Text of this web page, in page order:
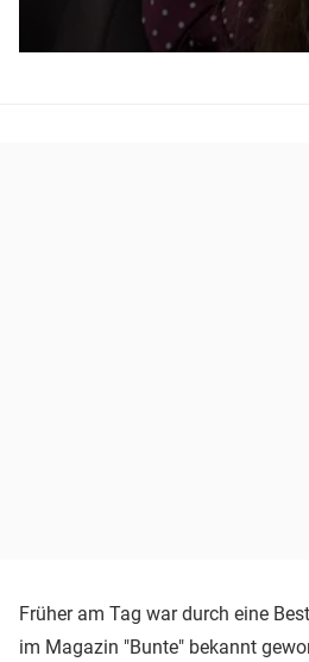
Früher am Tag war durch eine
im Magazin "Bunte" bekannt